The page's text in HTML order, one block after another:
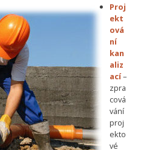
Proj
ekt
ová
ní
kan
aliz
ací–
zpra
cová
vání
proj
ekto
vé